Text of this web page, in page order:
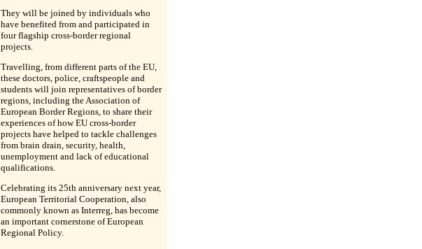
They will be joined by individuals who
have benefited from and participated in
four flagship cross-border regional
projects.
Travelling, from different parts of the EU,
these doctors, police, craftspeople and
students will join representatives of border
regions, including the Association of
European Border Regions, to share their
experiences of how EU cross-border
projects have helped to tackle challenges
from brain drain, security, health,
unemployment and lack of educational
qualifications.
Celebrating its 25th anniversary next year,
European Territorial Cooperation, also
commonly known as Interreg, has become
an important cornerstone of European
Regional Policy.